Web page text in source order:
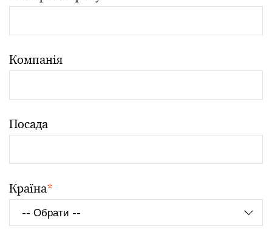
Компанія
Посада
Країна*